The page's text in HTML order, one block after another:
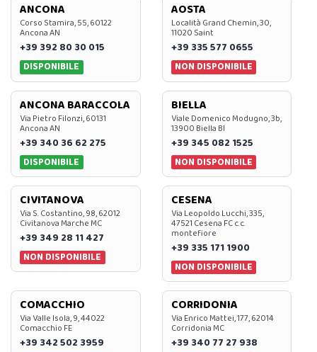
ANCONA
Corso Stamira, 55, 60122
Ancona AN
+39 392 80 30 015
DISPONIBILE
AOSTA
Località Grand Chemin, 30,
11020 Saint
+39 335 577 0655
NON DISPONIBILE
ANCONA BARACCOLA
Via Pietro Filonzi, 60131
Ancona AN
+39 340 36 62 275
DISPONIBILE
BIELLA
Viale Domenico Modugno, 3b,
13900 Biella BI
+39 345 082 1525
NON DISPONIBILE
CIVITANOVA
Via S. Costantino, 98, 62012
Civitanova Marche MC
+39 349 28 11 427
NON DISPONIBILE
CESENA
Via Leopoldo Lucchi, 335,
47521 Cesena FC c.c.
montefiore
+39 335 171 1900
NON DISPONIBILE
COMACCHIO
Via Valle Isola, 9, 44022
Comacchio FE
+39 342 502 3959
CORRIDONIA
Via Enrico Mattei, 177, 62014
Corridonia MC
+39 340 77 27 938